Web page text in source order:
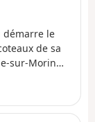
démarre le
de sa
sur-Morin